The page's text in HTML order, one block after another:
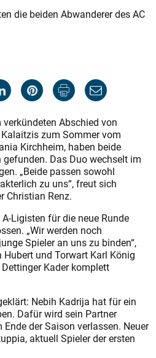
die beiden Abwanderer des AC
Abschied von
zum Sommer vom
Kirchheim, haben beide
gefunden. Das Duo wechselt im
„Beide passen sowohl
zu uns“, freut sich
Christian Renz.
Ligisten für die neue Runde
„Wir werden noch
Spieler an uns zu binden“,
und Torwart Karl König
Kader komplett
Nebih Kadrija hat für ein
Dafür wird sein Partner
der Saison verlassen. Neuer
aktuell Spieler der ersten